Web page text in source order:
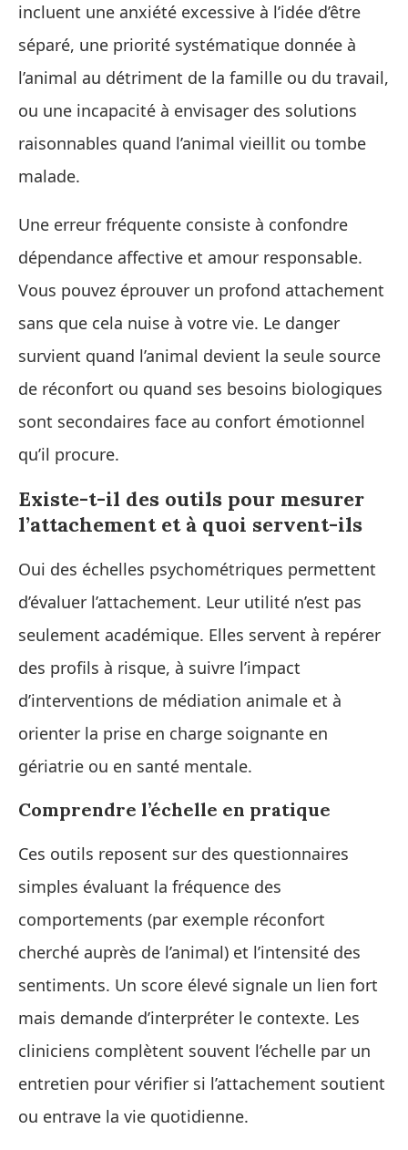
incluent une anxiété excessive à l’idée d’être
séparé, une priorité systématique donnée à
l’animal au détriment de la famille ou du travail,
ou une incapacité à envisager des solutions
raisonnables quand l’animal vieillit ou tombe
malade.
Une erreur fréquente consiste à confondre
dépendance affective et amour responsable.
Vous pouvez éprouver un profond attachement
sans que cela nuise à votre vie. Le danger
survient quand l’animal devient la seule source
de réconfort ou quand ses besoins biologiques
sont secondaires face au confort émotionnel
qu’il procure.
Existe-t-il des outils pour mesurer
l’attachement et à quoi servent-ils
Oui des échelles psychométriques permettent
d’évaluer l’attachement. Leur utilité n’est pas
seulement académique. Elles servent à repérer
des profils à risque, à suivre l’impact
d’interventions de médiation animale et à
orienter la prise en charge soignante en
gériatrie ou en santé mentale.
Comprendre l’échelle en pratique
Ces outils reposent sur des questionnaires
simples évaluant la fréquence des
comportements (par exemple réconfort
cherché auprès de l’animal) et l’intensité des
sentiments. Un score élevé signale un lien fort
mais demande d’interpréter le contexte. Les
cliniciens complètent souvent l’échelle par un
entretien pour vérifier si l’attachement soutient
ou entrave la vie quotidienne.